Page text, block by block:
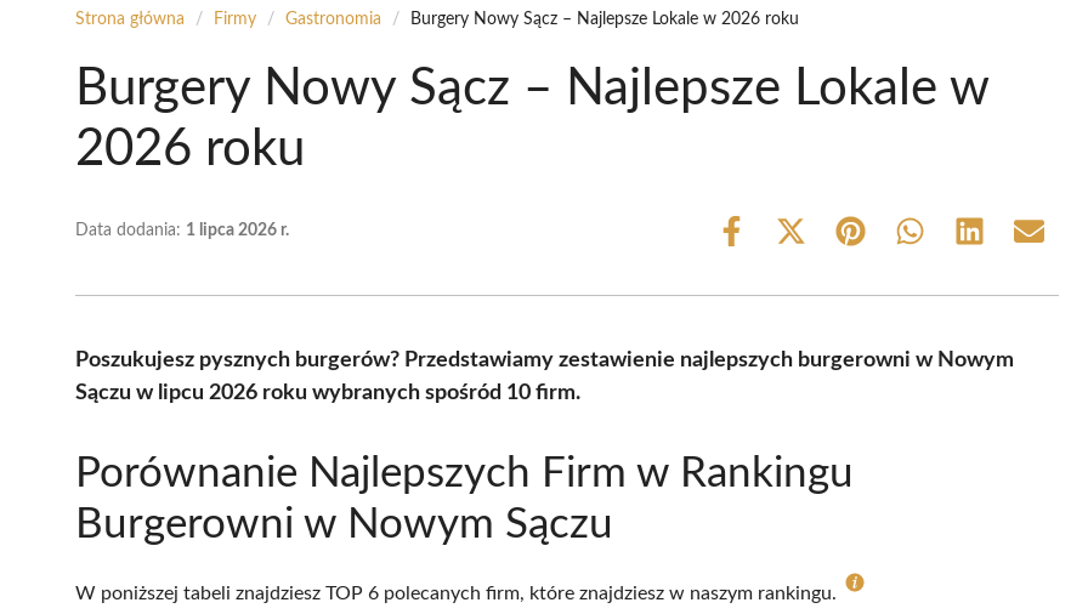
Strona główna / Firmy / Gastronomia / Burgery Nowy Sącz – Najlepsze Lokale w 2026 roku
Burgery Nowy Sącz – Najlepsze Lokale w
2026 roku
Data dodania: 1 lipca 2026 r.
Share
Share
(Twitter)
Share Share Share Share
Poszukujesz pysznych burgerów? Przedstawiamy zestawienie najlepszych burgerowni w Nowym
Sączu w lipcu 2026 roku wybranych spośród 10 firm.
Porównanie Najlepszych Firm w Rankingu
Burgerowni w Nowym Sączu
W poniższej tabeli znajdziesz TOP 6 polecanych firm, które znajdziesz w naszym rankingu.